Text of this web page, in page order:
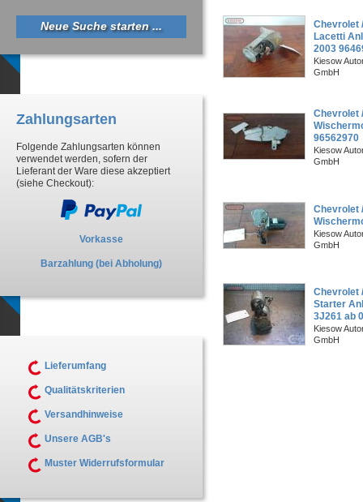
Chevrolet
Lacetti
2003
Kiesow
GmbH
Chevrolet
96562970
Kiesow
GmbH
Chevrolet
Kiesow
GmbH
Chevrolet
Starter
3J261 ab
Kiesow
GmbH
Neue Suche starten ...
Zahlungsarten
Folgende Zahlungsarten können
verwendet werden, sofern der
Lieferant der Ware diese akzeptiert
(siehe Checkout):
Vorkasse
Barzahlung (bei Abholung)
Lieferumfang
Qualitätskriterien
Versandhinweise
Unsere AGB's
Muster Widerrufsformular